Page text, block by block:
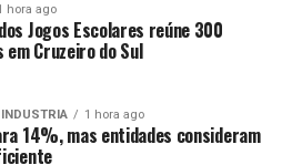
hora ago
Jogos Escolares reúne 300
Cruzeiro do Sul
1 hora ago
14%, mas entidades consideram